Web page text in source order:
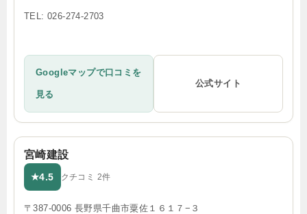
TEL: 026-274-2703
Googleマップで口コミを
見る
公式サイト
宮崎建設
★4.5 クチコミ 2件
〒387-0006 長野県千曲市粟佐１６１７−３